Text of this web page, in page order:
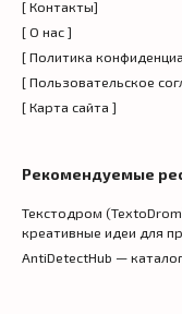
[ Контакты]
[ О нас ]
[ Политика
[ Пользовательское
[ Карта сайта ]
Рекомендуемые
Текстодром
креативные идеи для
AntiDetectHub —